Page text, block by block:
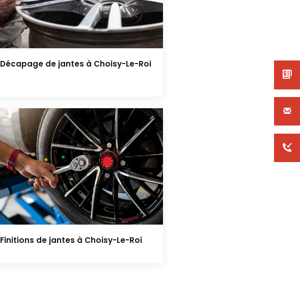
Décapage de jantes à Choisy-Le-Roi
Finitions de jantes à Choisy-Le-Roi